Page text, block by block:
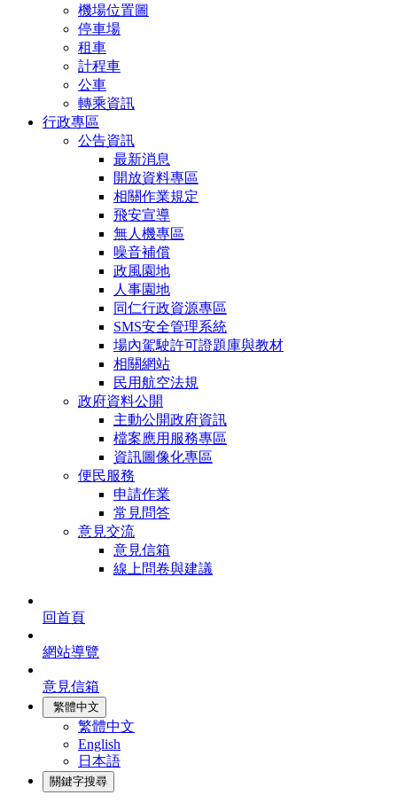
機場位置圖
停車場
租車
計程車
公車
轉乘資訊
行政專區
公告資訊
最新消息
開放資料專區
相關作業規定
飛安宣導
無人機專區
噪音補償
政風園地
人事園地
同仁行政資源專區
SMS安全管理系統
場內駕駛許可證題庫與教材
相關網站
民用航空法規
政府資料公開
主動公開政府資訊
檔案應用服務專區
資訊圖像化專區
便民服務
申請作業
常見問答
意見交流
意見信箱
線上問卷與建議
回首頁
網站導覽
意見信箱
繁體中文
繁體中文
English
日本語
關鍵字搜尋